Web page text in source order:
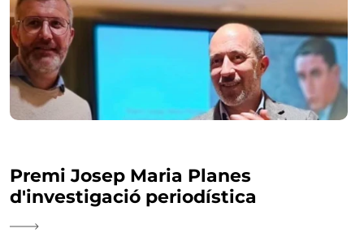
Premi Josep Maria Planes
d'investigació periodística